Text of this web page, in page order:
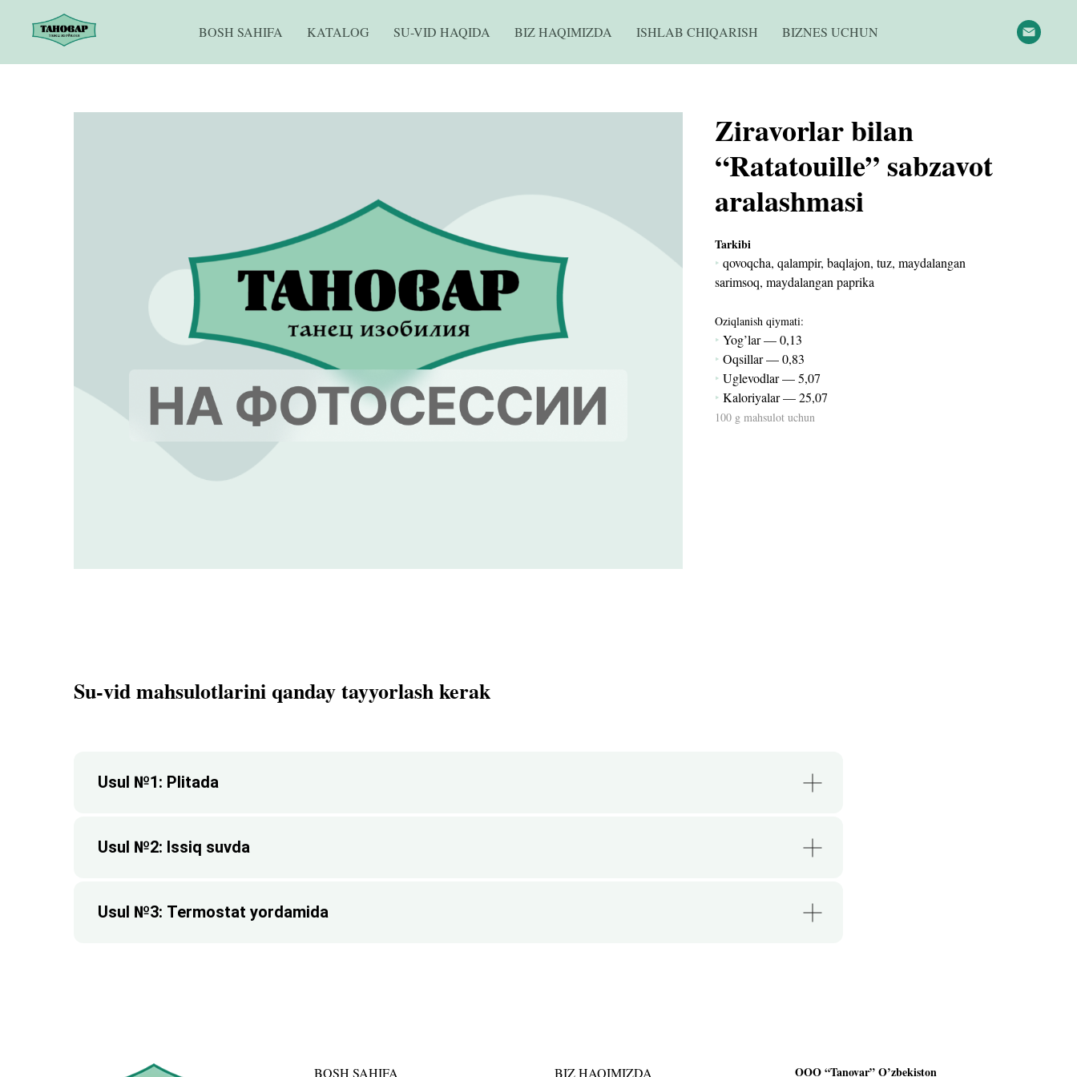
BOSH SAHIFA KATALOG SU-VID HAQIDA BIZ HAQIMIZDA ISHLAB CHIQARISH BIZNES UCHUN
Ziravorlar bilan
“Ratatouille” sabzavot
aralashmasi
Tarkibi
‣ qovoqcha, qalampir, baqlajon, tuz, maydalangan
sarimsoq, maydalangan paprika
Oziqlanish qiymati:
‣ Yog’lar — 0,13
‣ Oqsillar — 0,83
‣ Uglevodlar — 5,07
‣ Kaloriyalar — 25,07
100 g mahsulot uchun
Su-vid mahsulotlarini qanday tayyorlash kerak
Usul №1: Plitada
Usul №2: Issiq suvda
Usul №3: Termostat yordamida
BOSH SAHIFA BIZ HAQIMIZDA OOO “Tanovar” O’zbekiston